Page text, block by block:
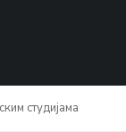
студијама